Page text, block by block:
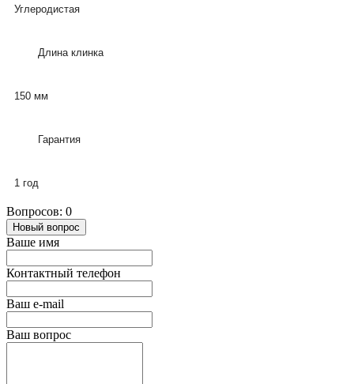
Углеродистая
Длина клинка
150 мм
Гарантия
1 год
Вопросов: 0
Новый вопрос
Ваше имя
Контактный телефон
Ваш e-mail
Ваш вопрос